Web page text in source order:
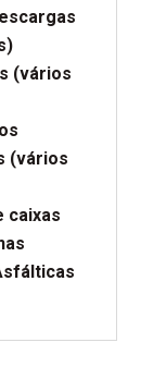
(vários
(vários
caixas